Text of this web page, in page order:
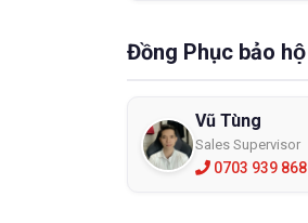
Đồng Phục bảo hộ
Vũ Tùng
Sales Supervisor
0703 939 868